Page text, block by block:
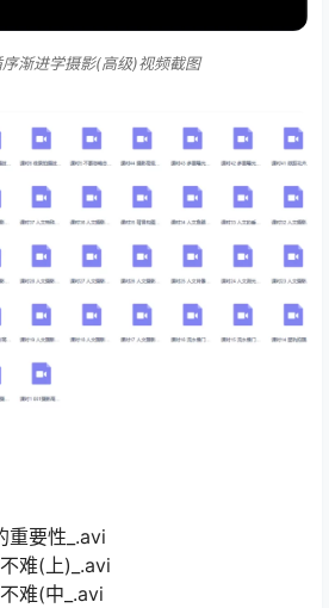
渐进学摄影(高级)视频截图
重要性_.avi
难(上)_.avi
难(中_.avi